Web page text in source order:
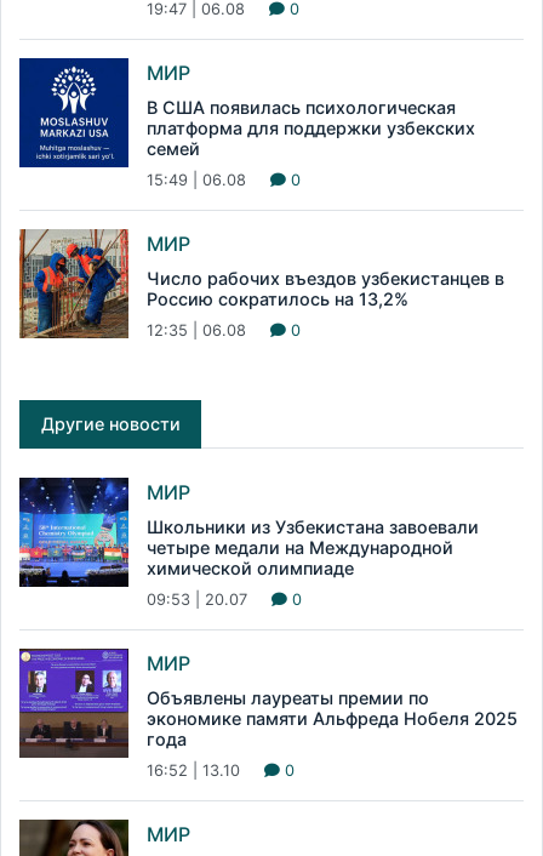
19:47 | 06.08 0
МИР
В США появилась психологическая
платформа для поддержки узбекских
семей
15:49 | 06.08 0
МИР
Число рабочих въездов узбекистанцев в
Россию сократилось на 13,2%
12:35 | 06.08 0
Другие новости
МИР
Школьники из Узбекистана завоевали
четыре медали на Международной
химической олимпиаде
09:53 | 20.07 0
МИР
Объявлены лауреаты премии по
экономике памяти Альфреда Нобеля 2025
года
16:52 | 13.10 0
МИР